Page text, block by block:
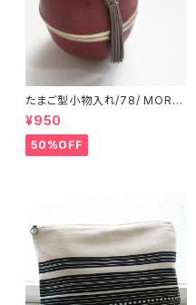
たまご型小物入れ/78/ MORO
CCO モロッコ
¥950
50%OFF